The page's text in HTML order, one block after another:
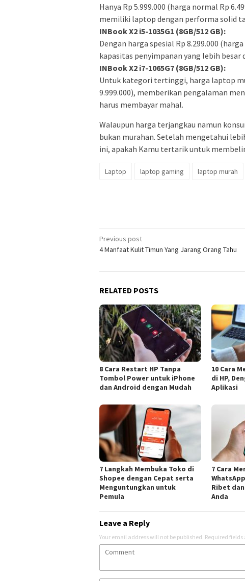
Hanya Rp 5.999.000 (harga normal Rp
memiliki laptop dengan performa solid
INBook X2 i5-1035G1 (8GB/512 GB):
Dengan harga spesial Rp 8.299.000
kapasitas penyimpanan yang lebih
INBook X2 i7-1065G7 (8GB/512 GB):
Untuk kategori tertinggi, harga laptop
9.999.000), memberikan pengalaman
harus membayar mahal.
Walaupun harga terjangkau namun
bukan murahan. Setelah mengetahui
ini, apakah Kamu tertarik untuk
Laptop laptop gaming laptop murah
Post
navigation
Previous post
4 Manfaat Kulit Timun Yang Jarang Orang Tahu
RELATED POSTS
8 Cara Restart HP Tanpa
Tombol Power untuk iPhone
dan Android dengan Mudah
10 Cara
di HP,
Aplikasi
7 Langkah Membuka Toko di
Shopee dengan Cepat serta
Menguntungkan untuk
Pemula
7 Cara
Ribet
Anda
Leave a Reply
Your email address will not be published. Required